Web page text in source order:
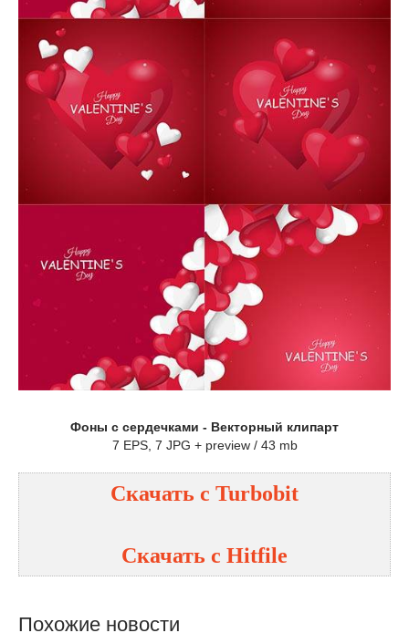
Фоны с сердечками - Векторный клипарт
7 EPS, 7 JPG + preview / 43 mb
Скачать с Turbobit
Скачать с Hitfile
Похожие новости